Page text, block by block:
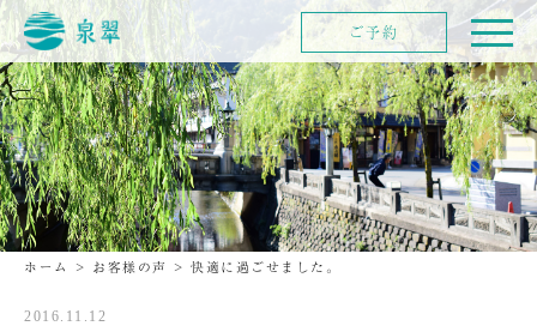
ホーム > お客様の声 > 快適に過ごせました。
2016.11.12
ご予約